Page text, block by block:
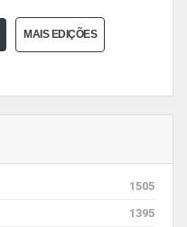
MAIS EDIÇÕES
1505
1395